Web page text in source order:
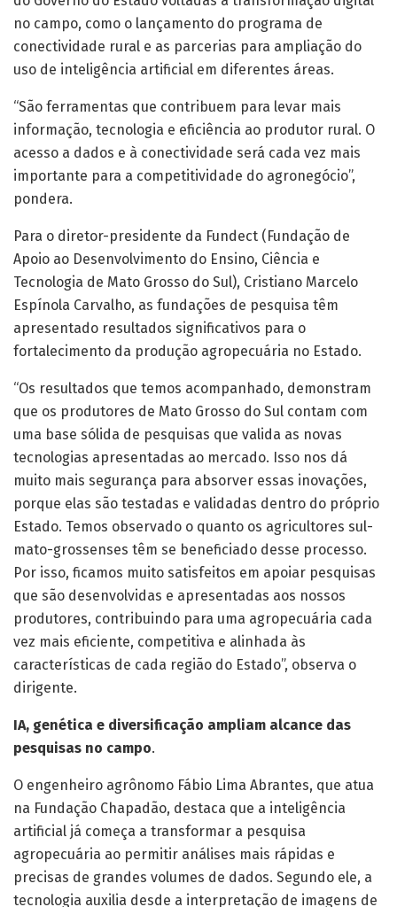
no campo, como o lançamento do programa de
conectividade rural e as parcerias para ampliação do
uso de inteligência artificial em diferentes áreas.
“São ferramentas que contribuem para levar mais
informação, tecnologia e eficiência ao produtor rural. O
acesso a dados e à conectividade será cada vez mais
importante para a competitividade do agronegócio”,
pondera.
Para o diretor-presidente da Fundect (Fundação de
Apoio ao Desenvolvimento do Ensino, Ciência e
Tecnologia de Mato Grosso do Sul), Cristiano Marcelo
Espínola Carvalho, as fundações de pesquisa têm
apresentado resultados significativos para o
fortalecimento da produção agropecuária no Estado.
“Os resultados que temos acompanhado, demonstram
que os produtores de Mato Grosso do Sul contam com
uma base sólida de pesquisas que valida as novas
tecnologias apresentadas ao mercado. Isso nos dá
muito mais segurança para absorver essas inovações,
porque elas são testadas e validadas dentro do próprio
Estado. Temos observado o quanto os agricultores sul-
mato-grossenses têm se beneficiado desse processo.
Por isso, ficamos muito satisfeitos em apoiar pesquisas
que são desenvolvidas e apresentadas aos nossos
produtores, contribuindo para uma agropecuária cada
vez mais eficiente, competitiva e alinhada às
características de cada região do Estado”, observa o
dirigente.
IA, genética e diversificação ampliam alcance das
pesquisas no campo.
O engenheiro agrônomo Fábio Lima Abrantes, que atua
na Fundação Chapadão, destaca que a inteligência
artificial já começa a transformar a pesquisa
agropecuária ao permitir análises mais rápidas e
precisas de grandes volumes de dados. Segundo ele, a
tecnologia auxilia desde a interpretação de imagens de